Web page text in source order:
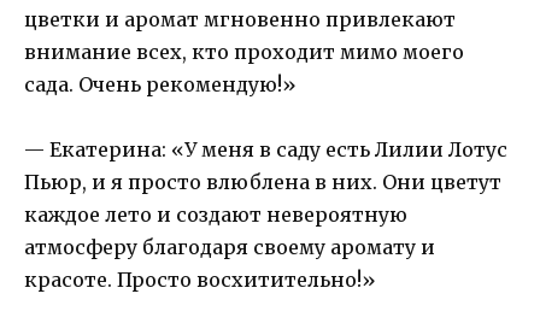
цветки и аромат мгновенно привлекают
внимание всех, кто проходит мимо моего
сада. Очень рекомендую!»
— Екатерина: «У меня в саду есть Лилии Лотус
Пьюр, и я просто влюблена в них. Они цветут
каждое лето и создают невероятную
атмосферу благодаря своему аромату и
красоте. Просто восхитительно!»